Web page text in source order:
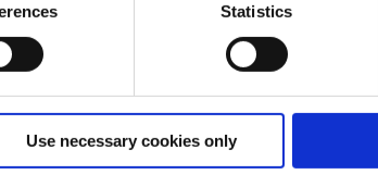
Statistics
Use necessary cookies only
Ett verktyg baserat på
3D-guider som möjliggör exakta
och prisberäkningar.